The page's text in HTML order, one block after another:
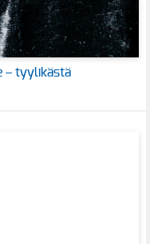
– tyylikästä